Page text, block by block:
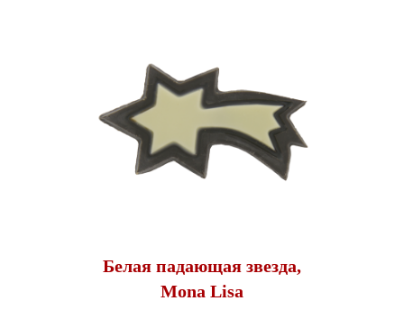
Белая падающая звезда,
Mona Lisa